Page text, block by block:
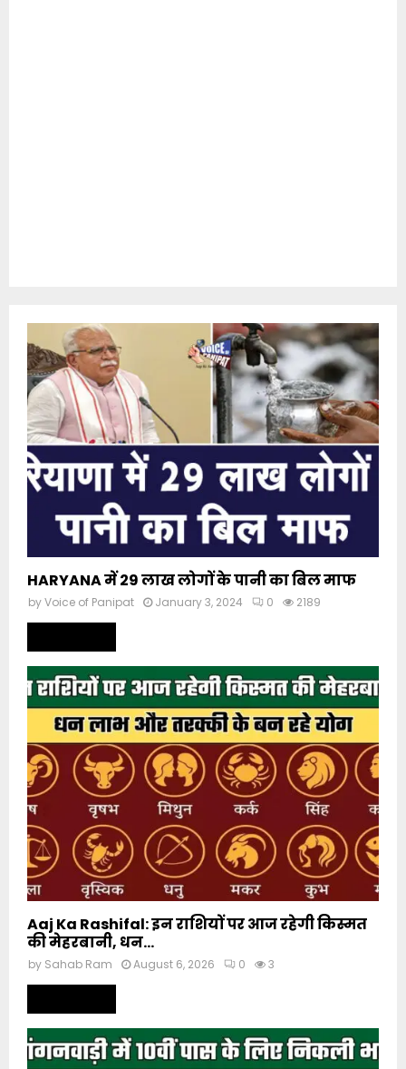
HARYANA में 29 लाख लोगों के पानी का बिल माफ
byVoice of Panipat January 3, 2024 0 2189
Aaj Ka Rashifal: इन राशियों पर आज रहेगी किस्मत
की मेहरबानी, धन...
by Sahab Ram August 6, 2026 0 3